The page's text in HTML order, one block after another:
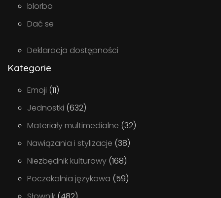
blorbo
Dać se
Deklaracja dostępności
Kategorie
Emoji (11)
Jednostki (632)
Materiały multimedialne (32)
Nawiązania i stylizacje (38)
Niezbędnik kulturowy (168)
Poczekalnia językowa (59)